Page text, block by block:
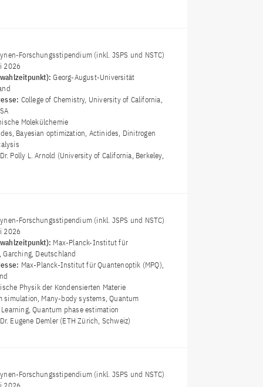
Forschungsstipendium (inkl. JSPS und NSTC)
2026
Georg-August-Universität
College of Chemistry, University of California,
Molekülchemie
Bayesian optimization, Actinides, Dinitrogen
Polly L. Arnold (University of California, Berkeley,
Forschungsstipendium (inkl. JSPS und NSTC)
2026
Max-Planck-Institut für
Garching, Deutschland
Max-Planck-Institut für Quantenoptik (MPQ),
Physik der Kondensierten Materie
simulation, Many-body systems, Quantum
Quantum phase estimation
Eugene Demler (ETH Zürich, Schweiz)
Forschungsstipendium (inkl. JSPS und NSTC)